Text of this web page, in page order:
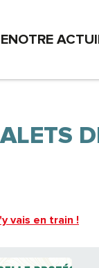
NOTRE ACTU
vais en train !